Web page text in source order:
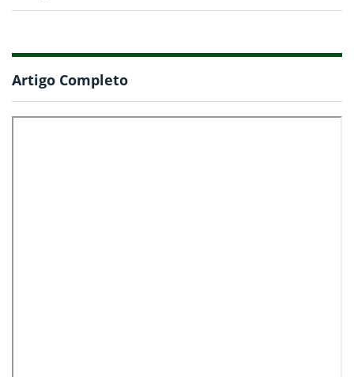
Artigo Completo